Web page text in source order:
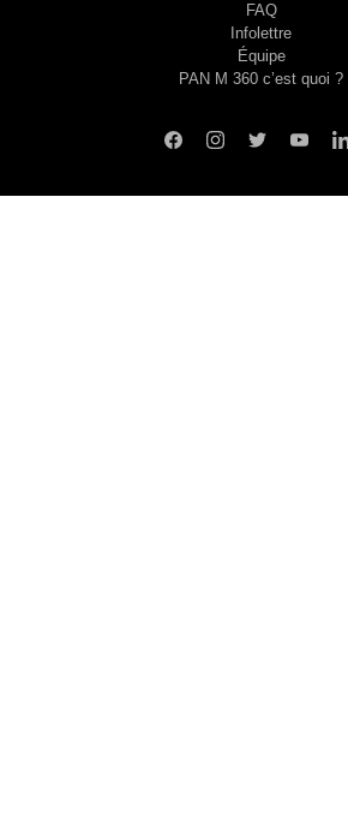
FAQ
Infolettre
Équipe
PAN M 360 c’est quoi ?